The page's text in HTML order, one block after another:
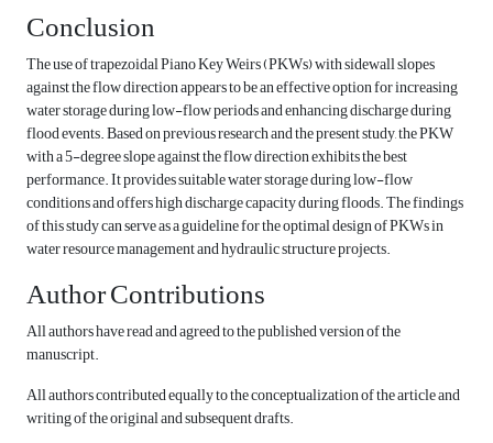
Conclusion
The use of trapezoidal Piano Key Weirs (PKWs) with sidewall slopes
against the flow direction appears to be an effective option for increasing
water storage during low-flow periods and enhancing discharge during
flood events. Based on previous research and the present study, the PKW
with a 5-degree slope against the flow direction exhibits the best
performance. It provides suitable water storage during low-flow
conditions and offers high discharge capacity during floods. The findings
of this study can serve as a guideline for the optimal design of PKWs in
water resource management and hydraulic structure projects.
Author Contributions
All authors have read and agreed to the published version of the
manuscript.
All authors contributed equally to the conceptualization of the article and
writing of the original and subsequent drafts.